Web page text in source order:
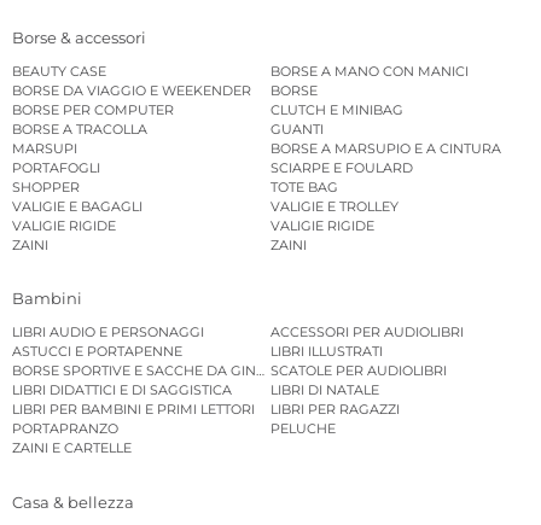
Borse & accessori
BEAUTY CASE
BORSE A MANO CON MANICI
BORSE DA VIAGGIO E WEEKENDER
BORSE
BORSE PER COMPUTER
CLUTCH E MINIBAG
BORSE A TRACOLLA
GUANTI
MARSUPI
BORSE A MARSUPIO E A CINTURA
PORTAFOGLI
SCIARPE E FOULARD
SHOPPER
TOTE BAG
VALIGIE E BAGAGLI
VALIGIE E TROLLEY
VALIGIE RIGIDE
VALIGIE RIGIDE
ZAINI
ZAINI
Bambini
LIBRI AUDIO E PERSONAGGI
ACCESSORI PER AUDIOLIBRI
ASTUCCI E PORTAPENNE
LIBRI ILLUSTRATI
BORSE SPORTIVE E SACCHE DA GINNASTICASCATOLE PER AUDIOLIBRI
LIBRI DIDATTICI E DI SAGGISTICA
LIBRI DI NATALE
LIBRI PER BAMBINI E PRIMI LETTORI
LIBRI PER RAGAZZI
PORTAPRANZO
PELUCHE
ZAINI E CARTELLE
Casa & bellezza